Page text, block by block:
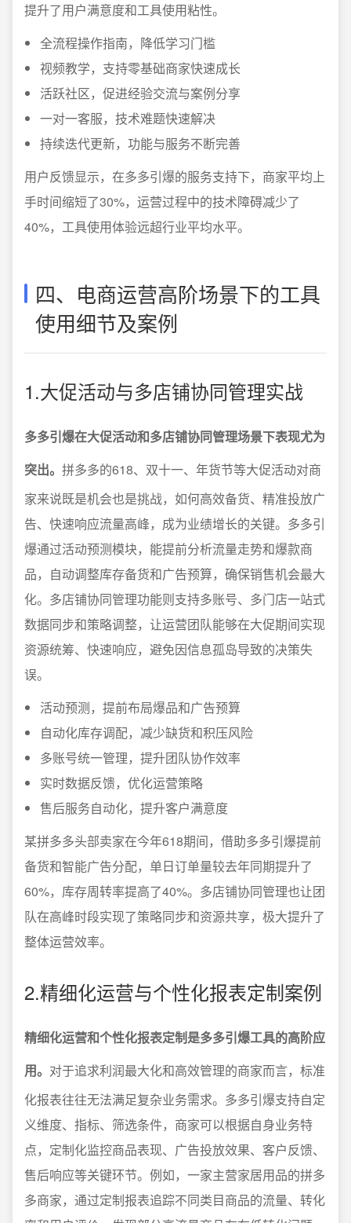
提升了用户满意度和工具使用粘性。
全流程操作指南，降低学习门槛
视频教学，支持零基础商家快速成长
活跃社区，促进经验交流与案例分享
一对一客服，技术难题快速解决
持续迭代更新，功能与服务不断完善
用户反馈显示，在多多引爆的服务支持下，商家平均上
手时间缩短了30%，运营过程中的技术障碍减少了
40%，工具使用体验远超行业平均水平。
四、电商运营高阶场景下的工具
使用细节及案例
1.大促活动与多店铺协同管理实战
多多引爆在大促活动和多店铺协同管理场景下表现尤为
突出。 拼多多的618、双十一、年货节等大促活动对商
家来说既是机会也是挑战，如何高效备货、精准投放广
告、快速响应流量高峰，成为业绩增长的关键。多多引
爆通过活动预测模块，能提前分析流量走势和爆款商
品，自动调整库存备货和广告预算，确保销售机会最大
化。多店铺协同管理功能则支持多账号、多门店一站式
数据同步和策略调整，让运营团队能够在大促期间实现
资源统筹、快速响应，避免因信息孤岛导致的决策失
误。
活动预测，提前布局爆品和广告预算
自动化库存调配，减少缺货和积压风险
多账号统一管理，提升团队协作效率
实时数据反馈，优化运营策略
售后服务自动化，提升客户满意度
某拼多多头部卖家在今年618期间，借助多多引爆提前
备货和智能广告分配，单日订单量较去年同期提升了
60%，库存周转率提高了40%。多店铺协同管理也让团
队在高峰时段实现了策略同步和资源共享，极大提升了
整体运营效率。
2.精细化运营与个性化报表定制案例
精细化运营和个性化报表定制是多多引爆工具的高阶应
用。 对于追求利润最大化和高效管理的商家而言，标准
化报表往往无法满足复杂业务需求。多多引爆支持自定
义维度、指标、筛选条件，商家可以根据自身业务特
点，定制化监控商品表现、广告投放效果、客户反馈、
售后响应等关键环节。例如，一家主营家居用品的拼多
多商家，通过定制报表追踪不同类目商品的流量、转化